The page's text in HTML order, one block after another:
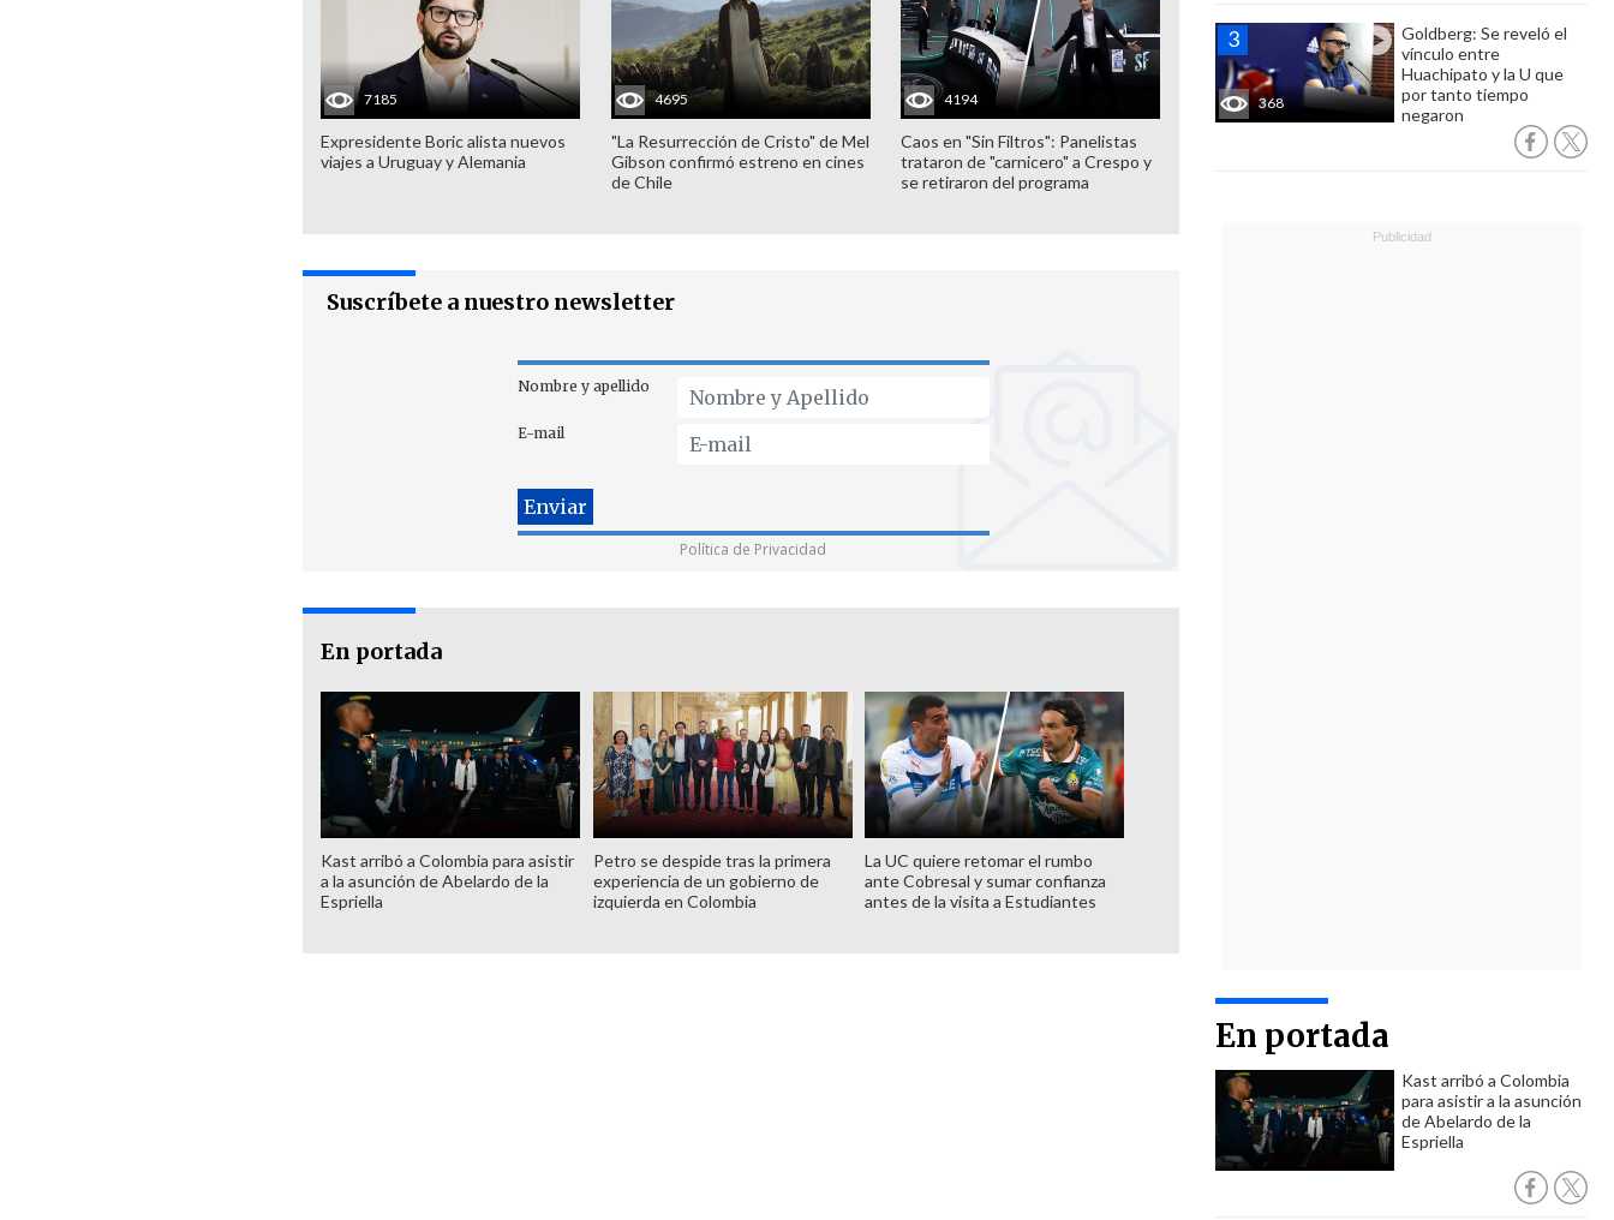
368
Goldberg: Se reveló el
vínculo entre
Huachipato y la U que
por tanto tiempo
negaron
En portada
Kast arribó a Colombia
para asistir a la asunción
de Abelardo de la
Espriella
7185
Expresidente Boric alista nuevos
viajes a Uruguay y Alemania
4695
"La Resurrección de Cristo" de Mel
Gibson confirmó estreno en cines
de Chile
4194
Caos en "Sin Filtros": Panelistas
trataron de "carnicero" a Crespo y
se retiraron del programa
Suscríbete a nuestro newsletter
Nombre y apellido
E-mail
Política de Privacidad
En portada
Kast arribó a Colombia para asistir
a la asunción de Abelardo de la
Espriella
Petro se despide tras la primera
experiencia de un gobierno de
izquierda en Colombia
La UC quiere retomar el rumbo
ante Cobresal y sumar confianza
antes de la visita a Estudiantes